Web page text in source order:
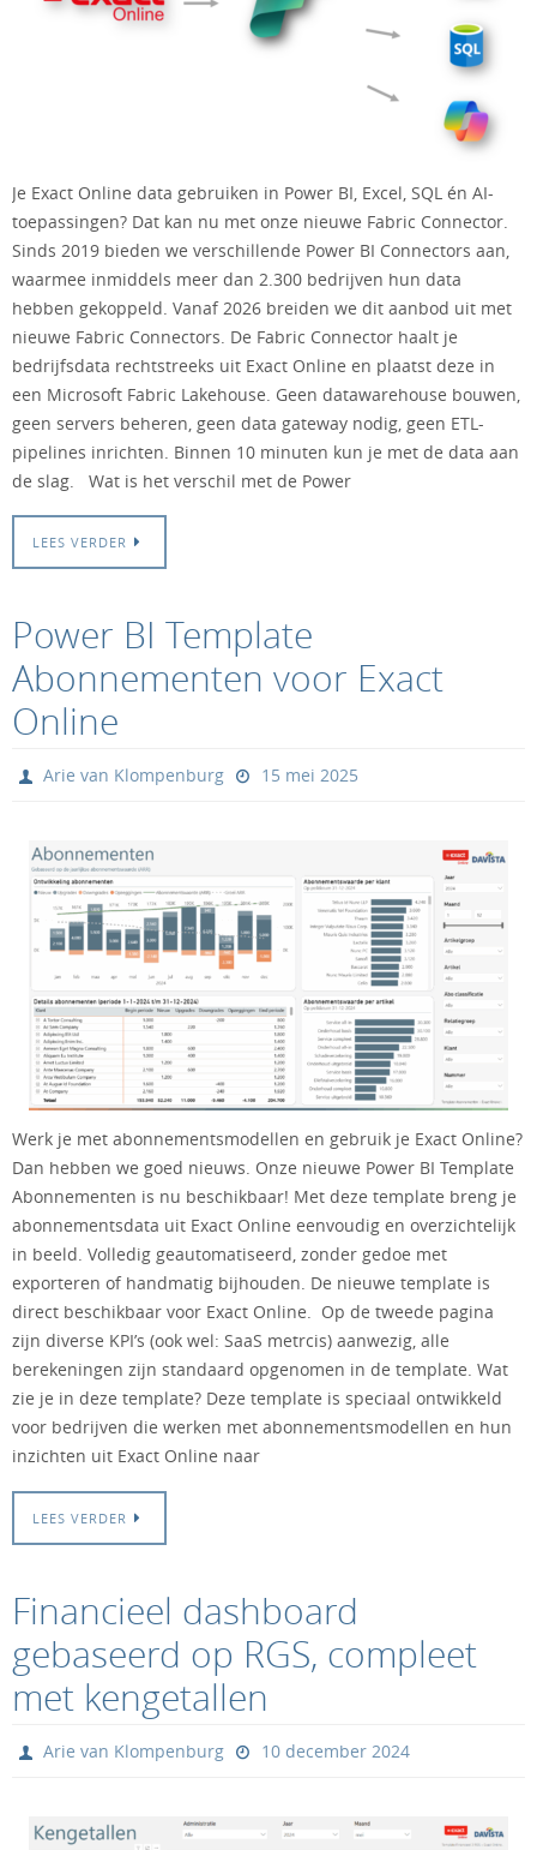
Je Exact Online data gebruiken in Power BI, Excel, SQL én AI-
toepassingen? Dat kan nu met onze nieuwe Fabric Connector.
Sinds 2019 bieden we verschillende Power BI Connectors aan,
waarmee inmiddels meer dan 2.300 bedrijven hun data
hebben gekoppeld. Vanaf 2026 breiden we dit aanbod uit met
nieuwe Fabric Connectors. De Fabric Connector haalt je
bedrijfsdata rechtstreeks uit Exact Online en plaatst deze in
een Microsoft Fabric Lakehouse. Geen datawarehouse bouwen,
geen servers beheren, geen data gateway nodig, geen ETL-
pipelines inrichten. Binnen 10 minuten kun je met de data aan
de slag. Wat is het verschil met de Power
LEES VERDER
Power BI Template
Abonnementen voor Exact
Online
Arie van Klompenburg 15 mei 2025
Werk je met abonnementsmodellen en gebruik je Exact Online?
Dan hebben we goed nieuws. Onze nieuwe Power BI Template
Abonnementen is nu beschikbaar! Met deze template breng je
abonnementsdata uit Exact Online eenvoudig en overzichtelijk
in beeld. Volledig geautomatiseerd, zonder gedoe met
exporteren of handmatig bijhouden. De nieuwe template is
direct beschikbaar voor Exact Online. Op de tweede pagina
zijn diverse KPI’s (ook wel: SaaS metrcis) aanwezig, alle
berekeningen zijn standaard opgenomen in de template. Wat
zie je in deze template? Deze template is speciaal ontwikkeld
voor bedrijven die werken met abonnementsmodellen en hun
inzichten uit Exact Online naar
LEES VERDER
Financieel dashboard
gebaseerd op RGS, compleet
met kengetallen
Arie van Klompenburg 10 december 2024